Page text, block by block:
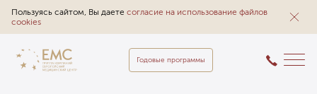
Пользуясь сайтом, Вы даете согласие на использование файлов
cookies
Годовые программы